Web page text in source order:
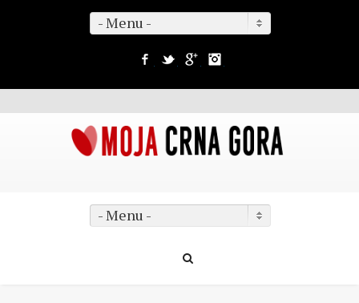
- Menu -
Facebook
TwitterGoogle+
- Menu -